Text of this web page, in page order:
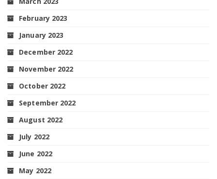
February 2023
January 2023
December 2022
November 2022
October 2022
September 2022
August 2022
July 2022
June 2022
May 2022